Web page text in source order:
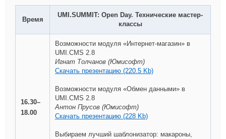
Время
UMI.SUMMIT: Open Day. Технические мастер-
классы
16.30–
18.00
Возможности модуля «Интернет-магазин» в
UMI.CMS 2.8
Игнат Толчанов (Юмисофт)
Скачать презентацию (220.5 Kb)
Возможности модуля «Обмен данными» в
UMI.CMS 2.8
Антон Прусов (Юмисофт)
Скачать презентацию (228 Kb)
Выбираем лучший шаблонизатор: макароны,